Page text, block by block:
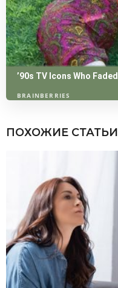
ПОХОЖИЕ СТАТЬИ